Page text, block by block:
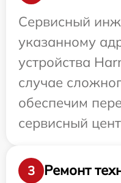
Сервисный
указанному
устройства
случае
обеспечим
сервисный
3
Ремонт